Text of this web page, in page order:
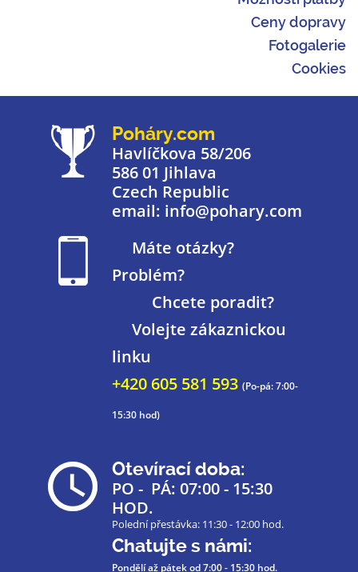
Ceny dopravy
Fotogalerie
Cookies
Poháry.com
Havlíčkova 58/206
586 01 Jihlava
Czech Republic
email: info@pohary.com
Máte otázky?
Problém?
Chcete poradit?
Volejte zákaznickou
linku
+420 605 581 593 (Po-pá: 7:00-
15:30 hod)
Otevírací doba:
PO - PÁ: 07:00 - 15:30
HOD.
Polední přestávka: 11:30 - 12:00 hod.
Chatujte s námi:
Pondělí až pátekod 7:00 - 15:30 hod.